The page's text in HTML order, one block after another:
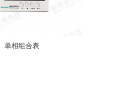
单相组合表